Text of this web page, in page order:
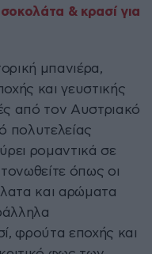
& κρασί για
μπανιέρα,
και γευστικής
από τον Αυστριακό
πολυτελείας
ρομαντικά σε
όπως οι
και αρώματα
φρούτα εποχής και